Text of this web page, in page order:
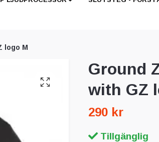
logo M
Ground
with GZ
290 kr
Tillgänglig